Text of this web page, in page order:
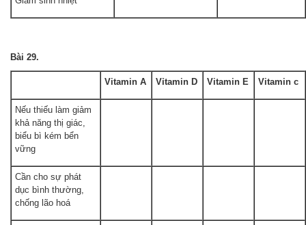
Bài 29.
Vitamin A Vỉtamin D Vitamin E Vitamin c
Nếu thiếu làm giảm
khả năng thị giác,
biểu bì kém bển
vững
Cần cho sự phát
dục bình thường,
chống lão hoá